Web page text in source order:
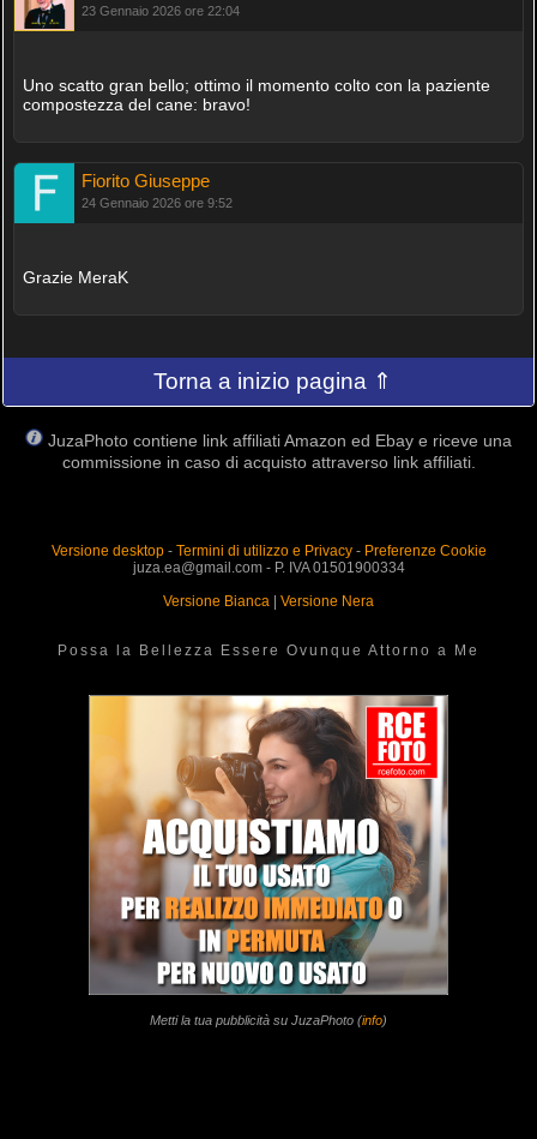
23 Gennaio 2026 ore 22:04
Uno scatto gran bello; ottimo il momento colto con la paziente
compostezza del cane: bravo!
Fiorito Giuseppe
24 Gennaio 2026 ore 9:52
Grazie MeraK
Torna a inizio pagina ⇑
JuzaPhoto contiene link affiliati Amazon ed Ebay e riceve una
commissione in caso di acquisto attraverso link affiliati.
Versione desktop- Termini di utilizzo e Privacy- Preferenze Cookie
juza.ea@gmail.com - P. IVA 01501900334
Versione Bianca
Versione Nera
Possa la Bellezza Essere Ovunque Attorno a Me
Metti la tua pubblicità su JuzaPhoto (info)